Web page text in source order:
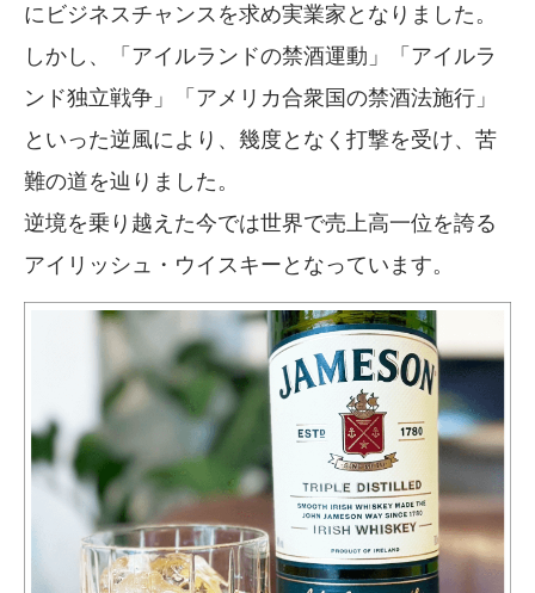
にビジネスチャンスを求め実業家となりました。
しかし、「アイルランドの禁酒運動」「アイルラ
ンド独立戦争」「アメリカ合衆国の禁酒法施行」
といった逆風により、幾度となく打撃を受け、苦
難の道を辿りました。
逆境を乗り越えた今では世界で売上高一位を誇る
アイリッシュ・ウイスキーとなっています。